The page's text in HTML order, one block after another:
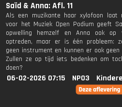
Saïd & Anna: Afl. 11
Als een muzikante haar xylofoon laat
voor het Muziek Open Podium geeft
opwelling hemzelf en Anna ook op
optreden, maar er is één probleem:
geen instrument en kunnen er ook geen
Zullen ze op tijd iets bedenken om
doen?
06-02-2026 07:15 NPO3